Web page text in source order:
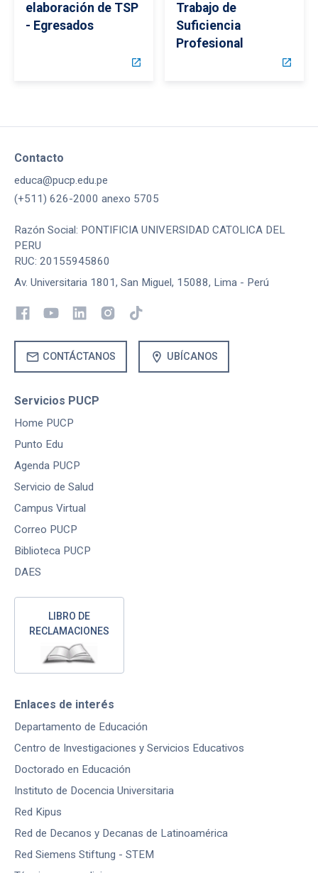
elaboración de TSP
- Egresados
open_in_new
Trabajo de
Suficiencia
Profesional
open_in_new
Contacto
educa@pucp.edu.pe
(+511) 626-2000 anexo 5705
Razón Social: PONTIFICIA UNIVERSIDAD CATOLICA DEL
PERU
RUC: 20155945860
Av. Universitaria 1801, San Miguel, 15088, Lima - Perú
mail CONTÁCTANOS location_on UBÍCANOS
Servicios PUCP
Home PUCP
Punto Edu
Agenda PUCP
Servicio de Salud
Campus Virtual
Correo PUCP
Biblioteca PUCP
DAES
LIBRO DE
RECLAMACIONES
Enlaces de interés
Departamento de Educación
Centro de Investigaciones y Servicios Educativos
Doctorado en Educación
Instituto de Docencia Universitaria
Red Kipus
Red de Decanos y Decanas de Latinoamérica
Red Siemens Stiftung - STEM